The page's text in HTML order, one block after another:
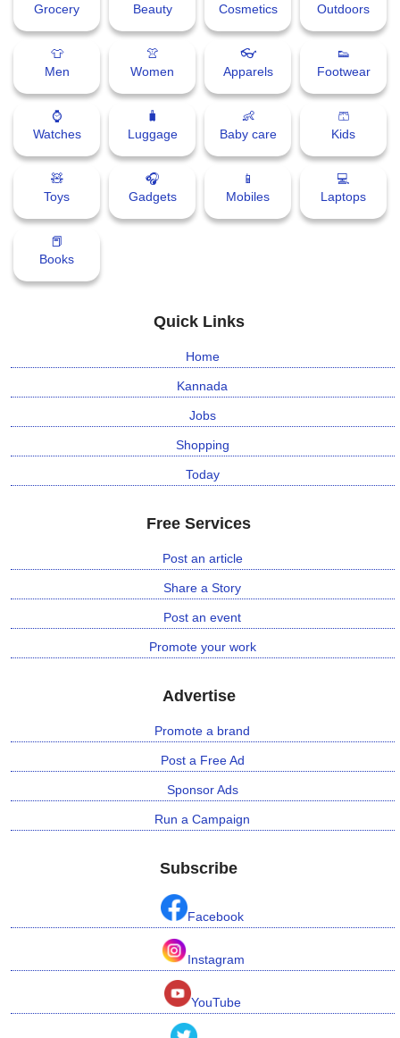
Grocery
Beauty
Cosmetics
Outdoors
👕
Men
👚
Women
👓
Apparels
👟
Footwear
⌚
Watches
🧳
Luggage
👶
Baby care
🩳
Kids
🧸
Toys
🎧
Gadgets
📱
Mobiles
💻
Laptops
📕
Books
Quick Links
Home
Kannada
Jobs
Shopping
Today
Free Services
Post an article
Share a Story
Post an event
Promote your work
Advertise
Promote a brand
Post a Free Ad
Sponsor Ads
Run a Campaign
Subscribe
Facebook
Instagram
YouTube